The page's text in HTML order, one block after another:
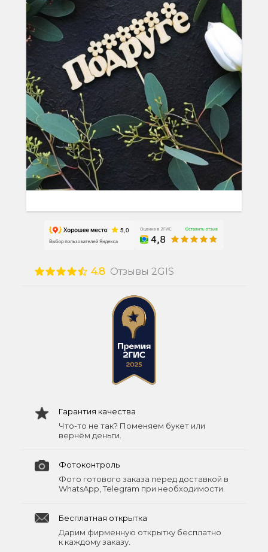
4.8 Отзывы 2GIS
Гарантия качества
Что-то не так? Поменяем букет или
вернём деньги.
Фотоконтроль
Фото готового заказа перед доставкой в
WhatsApp, Telegram при необходимости.
Бесплатная открытка
Дарим фирменную открытку бесплатно
к каждому заказу.